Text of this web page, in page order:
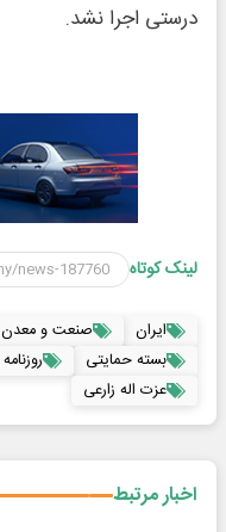
درستی اجرا نشد.
لینک کوتاه
ایران صنعت و معدن
بسته حمایتی
روزنامه ۲۵ خرداد
عزت اله زارعی
اخبار مرتبط